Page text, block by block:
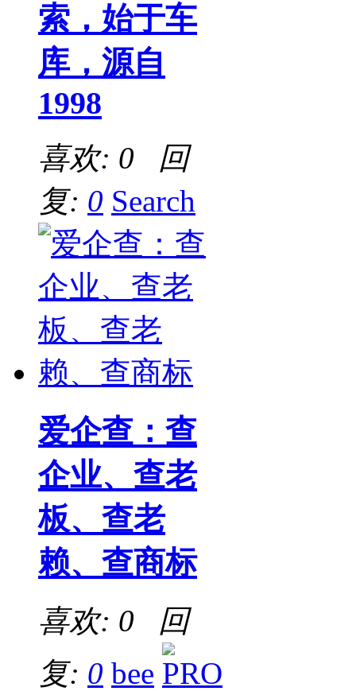
索，始于车
库，源自
1998
喜欢: 0 回
复: 0 Search
爱企查：查
企业、查老
板、查老
赖、查商标
喜欢: 0 回
复: 0 bee